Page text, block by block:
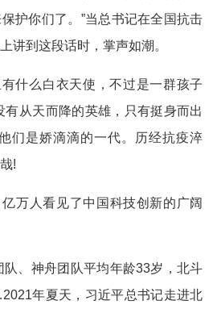
护你们了。”当总书记在全国抗击
讲到这段话时，掌声如潮。
有什么白衣天使，不过是一群孩子
有从天而降的英雄，只有挺身而出
们是娇滴滴的一代。历经抗疫淬
!
亿万人看见了中国科技创新的广阔
队、神舟团队平均年龄33岁，北斗
年夏天，习近平总书记走进北